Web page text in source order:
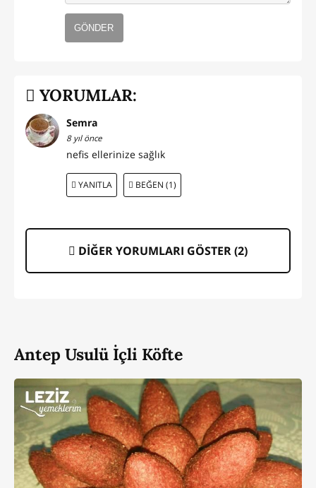
GÖNDER
YORUMLAR:
Semra
8 yıl önce
nefis ellerinize sağlık
YANITLA BEĞEN (1)
DİĞER YORUMLARI GÖSTER (2)
Antep Usulü İçli Köfte